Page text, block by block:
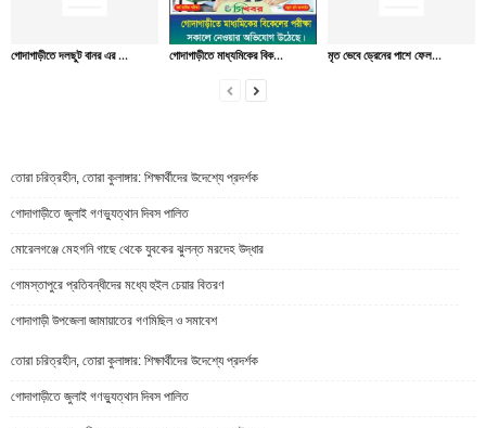
গোদাগাড়ীতে দলছুট বানর এর ... গোদাগাড়ীতে মাধ্যমিকের বিক... মৃত ভেবে ড্রেনের পাশে ফেল...
তোরা চরিত্রহীন, তোরা কুলাঙ্গার: শিক্ষার্থীদের উদেশ্যে প্রদর্শক
গোদাগাড়ীতে জুলাই গণভ্যুত্থান দিবস পালিত
মোরেলগঞ্জে মেহগনি গাছে থেকে যুবকের ঝুলন্ত মরদেহ উদ্ধার
গোমস্তাপুরে প্রতিবন্ধীদের মধ্যে হুইল চেয়ার বিতরণ
গোদাগাড়ী উপজেলা জামায়াতের গণমিছিল ও সমাবেশ
তোরা চরিত্রহীন, তোরা কুলাঙ্গার: শিক্ষার্থীদের উদেশ্যে প্রদর্শক
গোদাগাড়ীতে জুলাই গণভ্যুত্থান দিবস পালিত